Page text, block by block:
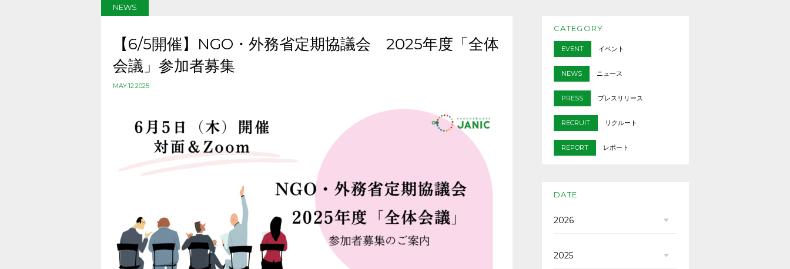
NEWS
【6/5開催】NGO・外務省定期協議会 2025年度「全体
会議」参加者募集
MAY.12.2025
CATEGORY
EVENT イベント
NEWS ニュース
PRESS プレスリリース
RECRUIT リクルート
REPORT レポート
DATE
2026
2025